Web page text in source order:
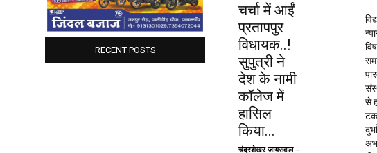
RECENT POSTS
चर्चा में आईं
प्रतापपुर
विधायक..!
सुपुत्री ने
देश के नामी
कॉलेज में
हासिल
किया...
चंद्रशेखर जायसवाल -
से